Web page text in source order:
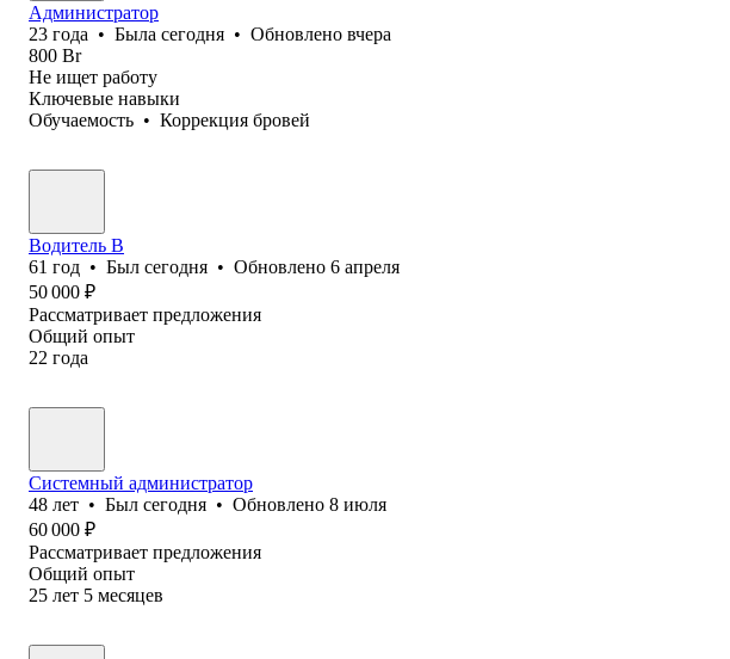
Администратор
23 года • Была сегодня • Обновлено вчера
800 Br
Не ищет работу
Ключевые навыки
Обучаемость • Коррекция бровей
Водитель В
61 год • Был сегодня • Обновлено 6 апреля
50 000 ₽
Рассматривает предложения
Общий опыт
22 года
Системный администратор
48 лет • Был сегодня • Обновлено 8 июля
60 000 ₽
Рассматривает предложения
Общий опыт
25 лет 5 месяцев